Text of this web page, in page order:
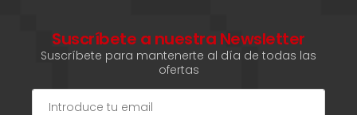
Suscríbete a nuestra Newsletter
Suscríbete para mantenerte al día de todas las
ofertas